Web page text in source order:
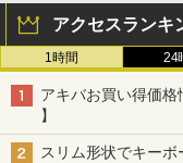
アクセスランキ
1時間 24
アキバお買い得価
】
スリム形状でキー